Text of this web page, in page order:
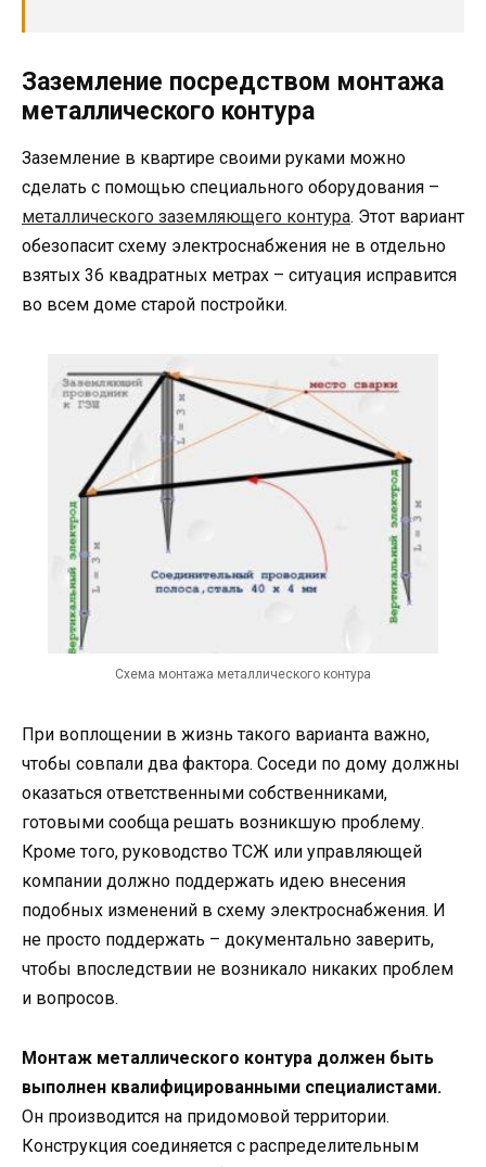
Заземление посредством монтажа
металлического контура
Заземление в квартире своими руками можно
сделать с помощью специального оборудования –
металлического заземляющего контура. Этот вариант
обезопасит схему электроснабжения не в отдельно
взятых 36 квадратных метрах – ситуация исправится
во всем доме старой постройки.
Схема монтажа металлического контура
При воплощении в жизнь такого варианта важно,
чтобы совпали два фактора. Соседи по дому должны
оказаться ответственными собственниками,
готовыми сообща решать возникшую проблему.
Кроме того, руководство ТСЖ или управляющей
компании должно поддержать идею внесения
подобных изменений в схему электроснабжения. И
не просто поддержать – документально заверить,
чтобы впоследствии не возникало никаких проблем
и вопросов.
Монтаж металлического контура должен быть
выполнен квалифицированными специалистами.
Он производится на придомовой территории.
Конструкция соединяется с распределительным